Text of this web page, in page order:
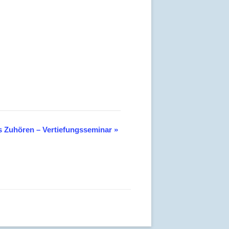
Zuhören – Vertiefungsseminar »